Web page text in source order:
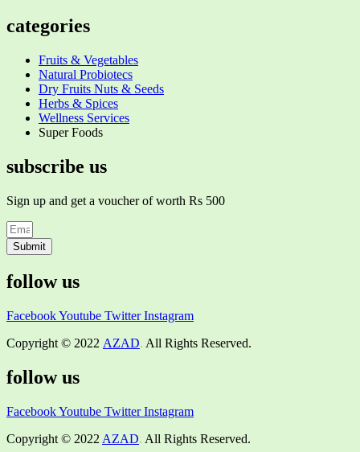
categories
Fruits & Vegetables
Natural Probiotecs
Dry Fruits Nuts & Seeds
Herbs & Spices
Wellness Services
Super Foods
subscribe us
Sign up and get a voucher of worth Rs 500
Submit
follow us
FacebookYoutube Twitter Instagram
Copyright © 2022 AZAD. All Rights Reserved.
follow us
FacebookYoutube Twitter Instagram
Copyright © 2022 AZAD. All Rights Reserved.